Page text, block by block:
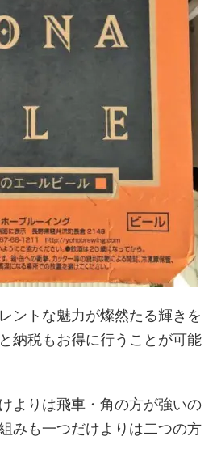
ントな魅力が燦然たる輝きを
納税もお得に行うことが可能
よりは飛車・角の方が強いの
みも一つだけよりは二つの方